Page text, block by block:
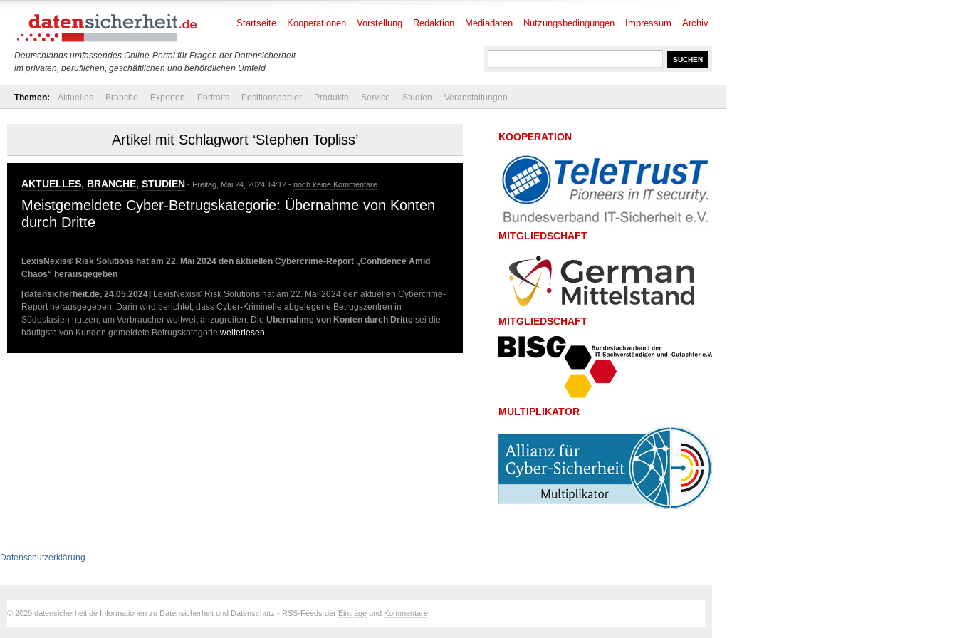
Deutschlands umfassendes Online-Portal für Fragen der Datensicherheit
im privaten, beruflichen, geschäftlichen und behördlichen Umfeld
Startseite Kooperationen Vorstellung Redaktion Mediadaten Nutzungsbedingungen Impressum Archiv
Themen: Aktuelles Branche Experten Portraits Positionspapier Produkte Service Studien Veranstaltungen
Artikel mit Schlagwort ‘Stephen Topliss’
AKTUELLES, BRANCHE, STUDIEN - Freitag, Mai 24, 2024 14:12 - noch keine Kommentare
Meistgemeldete Cyber-Betrugskategorie: Übernahme von Konten
durch Dritte
LexisNexis® Risk Solutions hat am 22. Mai 2024 den aktuellen Cybercrime-Report „Confidence Amid
Chaos“ herausgegeben
[datensicherheit.de, 24.05.2024] LexisNexis® Risk Solutions hat am 22. Mai 2024 den aktuellen Cybercrime-
Report herausgegeben. Darin wird berichtet, dass Cyber-Kriminelle abgelegene Betrugszentren in
Südostasien nutzen, um Verbraucher weltweit anzugreifen. Die Übernahme von Konten durch Dritte sei die
häufigste von Kunden gemeldete Betrugskategorie weiterlesen…
KOOPERATION
MITGLIEDSCHAFT
MITGLIEDSCHAFT
MULTIPLIKATOR
Datenschutzerklärung
© 2020 datensicherheit.de Informationen zu Datensicherheit und Datenschutz - RSS-Feeds der Einträge und Kommentare